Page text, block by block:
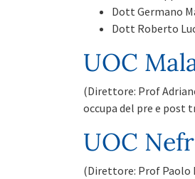
Dott Germano
Dott Roberto
UOC
(Direttore: Prof
occupa del pre e post
UOC
(Direttore: Prof Paolo